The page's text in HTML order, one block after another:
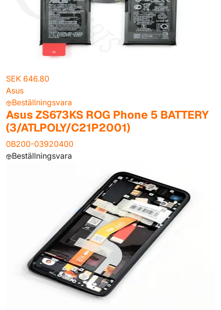
SEK 646.80
Asus
Beställningsvara
Asus ZS673KS ROG Phone 5 BATTERY
(3/ATLPOLY/C21P2001)
0B200-03920400
Beställningsvara